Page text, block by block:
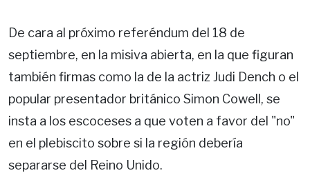
De cara al próximo referéndum del 18 de
septiembre, en la misiva abierta, en la que figuran
también firmas como la de la actriz Judi Dench o el
popular presentador británico Simon Cowell, se
insta a los escoceses a que voten a favor del "no"
en el plebiscito sobre si la región debería
separarse del Reino Unido.